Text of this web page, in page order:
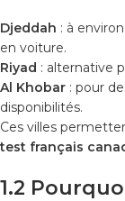
Djeddah : à
en voiture.
Riyad : alternative
Al Khobar : pour
disponibilités.
Ces villes
test français
1.2